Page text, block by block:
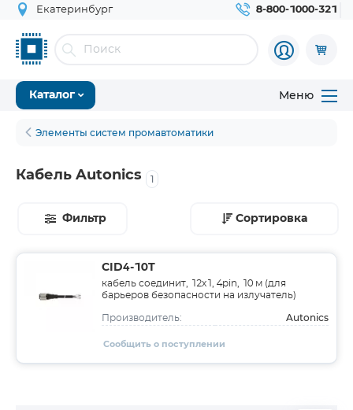
Екатеринбург 8-800-1000-321
Каталог Меню
Элементы систем промавтоматики
Кабель Autonics 1
Фильтр Сортировка
CID4-10T
кабель соединит, 12х1, 4pin, 10 м (для
барьеров безопасности на излучатель)
Производитель: Autonics
Сообщить о поступлении